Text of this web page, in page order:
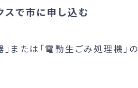
スで市に申し込む
または「電動生ごみ処理機」の